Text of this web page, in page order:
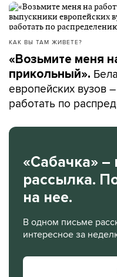
КАК ВЫ ТАМ ЖИВЕТЕ?
«Возьмите меня
прикольный».
европейских вузов
работать по
«Сабачка»
рассылка.
на нее.
В одном письме
интересное за